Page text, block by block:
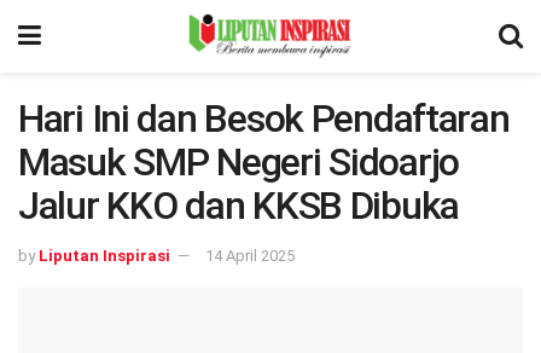
Hari Ini dan Besok Pendaftaran
Masuk SMP Negeri Sidoarjo
Jalur KKO dan KKSB Dibuka
by Liputan Inspirasi 14 April 2025